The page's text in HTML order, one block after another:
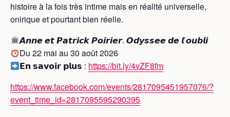
histoire à la fois très intime mais en réalité universelle,
onirique et pourtant bien réelle.
𝘼𝙣𝙣𝙚 𝙚𝙩 𝙋𝙖𝙩𝙧𝙞𝙘𝙠 𝙋𝙤𝙞𝙧𝙞𝙚𝙧. 𝙊𝙙𝙮𝙨𝙨𝙚𝙚 𝙙𝙚 𝙡’𝙤𝙪𝙗𝙡𝙞
Du 22 mai au 30 août 2026
𝗘𝗻 𝘀𝗮𝘃𝗼𝗶𝗿 𝗽𝗹𝘂𝘀 : https://bit.ly/4vZF8fm
https://www.facebook.com/events/2817095451957076/?
event_time_id=2817095595290395